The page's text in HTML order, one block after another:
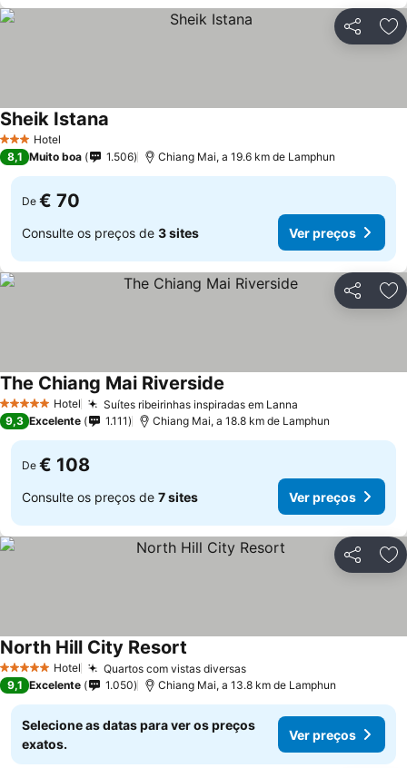
Partilhar
3 EstrelasHotel
Sheik Istana
8,1 Muito boa 1.506 Chiang Mai, a 19.6 km de Lamphun
De € 70
Consulte os preços de 3 sites Ver preços
Partilhar
5 Estrelas Hotel Suítes ribeirinhas inspiradas em Lanna
The Chiang Mai Riverside
9,3 Excelente 1.111 Chiang Mai, a 18.8 km de Lamphun
De € 108
Consulte os preços de 7 sites Ver preços
Partilhar
5 Estrelas Hotel Quartos com vistas diversas
North Hill City Resort
9,1 Excelente 1.050 Chiang Mai, a 13.8 km de Lamphun
Selecione as datas para ver os preços
exatos.
Ver preços